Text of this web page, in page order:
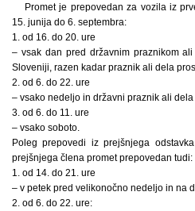
Promet je prepovedan za vozila iz
15. junija do 6. septembra:
1. od 16. do 20. ure
– vsak dan pred državnim praznikom
Sloveniji, razen kadar praznik ali dela
2. od 6. do 22. ure
– vsako nedeljo in državni praznik ali dela
3. od 6. do 11. ure
– vsako soboto.
Poleg prepovedi iz prejšnjega
prejšnjega člena promet prepovedan tudi:
1. od 14. do 21. ure
– v petek pred velikonočno nedeljo in na
2. od 6. do 22. ure: